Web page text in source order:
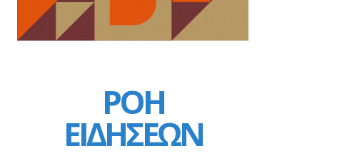
ΡΟΗ
ΕΙΔΗΣΕΩΝ